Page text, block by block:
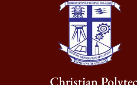
Christian